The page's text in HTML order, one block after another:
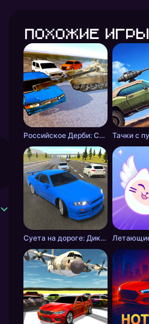
Похожие игры
Российское Дерби: Столкновение
Суета на дороге: Дикие шашки